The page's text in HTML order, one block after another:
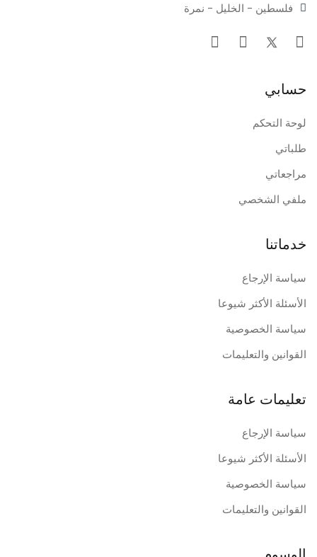
فلسطين - الخليل - نمرة
حسابي
لوحة التحكم
طلباتي
مراجعاتي
ملفي الشخصي
خدماتنا
سياسة الإرجاع
الأسئلة الأكثر شيوعا
سياسة الخصوصية
القوانين والتعليمات
تعليمات عامة
سياسة الإرجاع
الأسئلة الأكثر شيوعا
سياسة الخصوصية
القوانين والتعليمات